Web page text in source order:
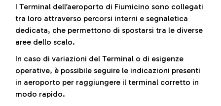
I Terminal dell’aeroporto di Fiumicino sono collegati
tra loro attraverso percorsi interni e segnaletica
dedicata, che permettono di spostarsi tra le diverse
aree dello scalo.
In caso di variazioni del Terminal o di esigenze
operative, è possibile seguire le indicazioni presenti
in aeroporto per raggiungere il terminal corretto in
modo rapido.